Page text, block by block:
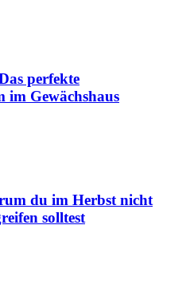
perfekte
im Gewächshaus
du im Herbst nicht
solltest